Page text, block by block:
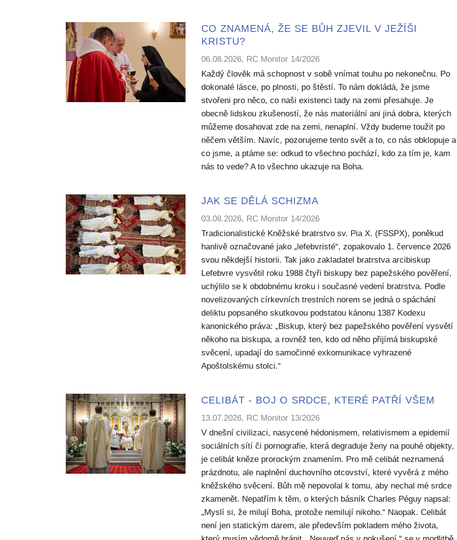
CO ZNAMENÁ, ŽE SE BŮH ZJEVIL V JEŽÍŠI
KRISTU?
06.08.2026, RC Monitor 14/2026
Každý člověk má schopnost v sobě vnímat touhu po nekonečnu. Po
dokonalé lásce, po plnosti, po štěstí. To nám dokládá, že jsme
stvořeni pro něco, co naši existenci tady na zemi přesahuje. Je
obecně lidskou zkušeností, že nás materiální ani jiná dobra, kterých
můžeme dosahovat zde na zemi, nenaplní. Vždy budeme toužit po
něčem větším. Navíc, pozorujeme tento svět a to, co nás obklopuje a
co jsme, a ptáme se: odkud to všechno pochází, kdo za tím je, kam
nás to vede? A to všechno ukazuje na Boha.
JAK SE DĚLÁ SCHIZMA
03.08.2026, RC Monitor 14/2026
Tradicionalistické Kněžské bratrstvo sv. Pia X. (FSSPX), poněkud
hanlivě označované jako „lefebvristé“, zopakovalo 1. července 2026
svou někdejší historii. Tak jako zakladatel bratrstva arcibiskup
Lefebvre vysvětil roku 1988 čtyři biskupy bez papežského pověření,
uchýlilo se k obdobnému kroku i současné vedení bratrstva. Podle
novelizovaných církevních trestních norem se jedná o spáchání
deliktu popsaného skutkovou podstatou kánonu 1387 Kodexu
kanonického práva: „Biskup, který bez papežského pověření vysvětí
někoho na biskupa, a rovněž ten, kdo od něho přijímá biskupské
svěcení, upadají do samočinné exkomunikace vyhrazené
Apoštolskému stolci.“
CELIBÁT - BOJ O SRDCE, KTERÉ PATŘÍ VŠEM
13.07.2026, RC Monitor 13/2026
V dnešní civilizaci, nasycené hédonismem, relativismem a epidemií
sociálních sítí či pornografie, která degraduje ženy na pouhé objekty,
je celibát kněze prorockým znamením. Pro mě celibát neznamená
prázdnotu, ale naplnění duchovního otcovství, které vyvěrá z mého
kněžského svěcení. Bůh mě nepovolal k tomu, aby nechal mé srdce
zkamenět. Nepatřím k těm, o kterých básník Charles Péguy napsal:
„Myslí si, že milují Boha, protože nemilují nikoho.“ Naopak. Celibát
není jen statickým darem, ale především pokladem mého života,